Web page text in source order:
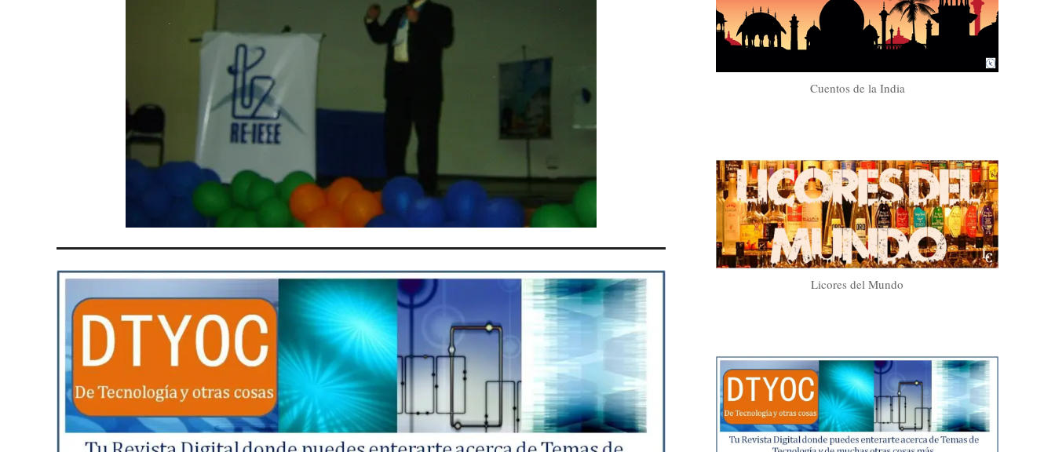
Cuentos de la India
Licores del Mundo